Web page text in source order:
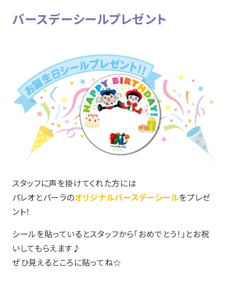
バースデーシールプレゼント
スタッフに声を掛けてくれた方には
パレオとパーラのオリジナルバースデーシールをプレゼ
ント！
シールを貼っているとスタッフから「おめでとう！」とお祝
いしてもらえます♪
ぜひ見えるところに貼ってね☆